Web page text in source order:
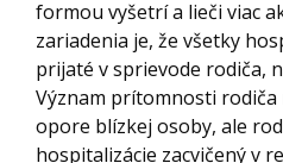
formou vyšetrí a lieči viac
zariadenia je, že všetky
prijaté v sprievode rodiča,
Význam prítomnosti rodiča
opore blízkej osoby, ale
hospitalizácie zacvičený v